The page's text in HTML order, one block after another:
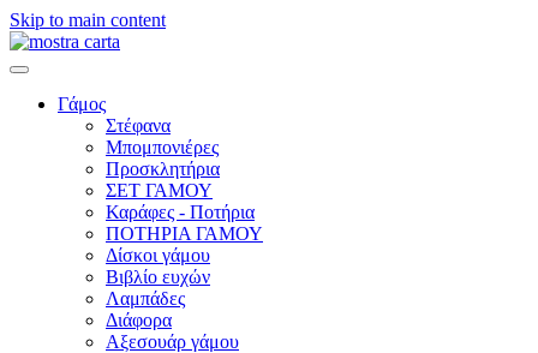
Skip to main content
Γάμος
Στέφανα
Μπομπονιέρες
Προσκλητήρια
ΣΕΤ ΓΑΜΟΥ
Καράφες - Ποτήρια
ΠΟΤΗΡΙΑ ΓΑΜΟΥ
Δίσκοι γάμου
Βιβλίο ευχών
Λαμπάδες
Διάφορα
Αξεσουάρ γάμου